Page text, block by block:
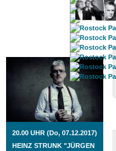
ROSTOCK TAGESTIPP
20.00 UHR (Do, 07.12.2017)
HEINZ STRUNK "JÜRGEN